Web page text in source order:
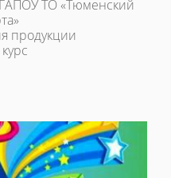
ТО «Тюменский
продукции